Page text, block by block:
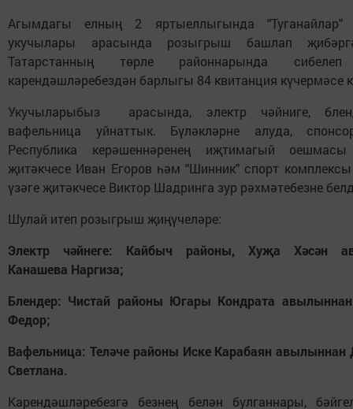
Агымдагы елның 2 яртыеллыгында "Туганайлар"
укучылары арасында розыгрыш башлап
Татарстанның төрле районнарында
карендәшләребездән барлыгы 84 квитанция күчермәсе
Укучыларыбыз арасында, электр чәйниге,
вафельница уйнаттык. Бүләкләрне алуда,
Республика керәшеннәренең иҗтимагый
җитәкчесе Иван Егоров һәм "Шинник" спорт комплексы
үзәге җитәкчесе Виктор Шадринга зур рәхмәтебезне
Шулай итеп розыгрыш җиңүчеләре:
Электр чәйнеге: Кайбыч районы, Хуҗа Хәсән
Канашева Наргиза;
Блендер: Чистай районы Югары Кондрата
Федор;
Вафельница: Теләче районы Иске Карабаян авылыннан
Светлана.
Карендәшләребезгә безнең белән булганнары,